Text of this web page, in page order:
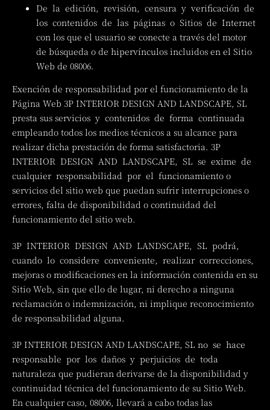
De la edición, revisión, censura y verificación de
los contenidos de las páginas o Sitios de Internet
con los que el usuario se conecte a través del motor
de búsqueda o de hipervínculos incluidos en el Sitio
Web de 08006.
Exención de responsabilidad por el funcionamiento de la
Página Web 3P INTERIOR DESIGN AND LANDSCAPE, SL
presta sus servicios y contenidos de forma continuada
empleando todos los medios técnicos a su alcance para
realizar dicha prestación de forma satisfactoria. 3P
INTERIOR DESIGN AND LANDSCAPE, SL se exime de
cualquier responsabilidad por el funcionamiento o
servicios del sitio web que puedan sufrir interrupciones o
errores, falta de disponibilidad o continuidad del
funcionamiento del sitio web.
3P INTERIOR DESIGN AND LANDSCAPE, SL podrá,
cuando lo considere conveniente, realizar correcciones,
mejoras o modificaciones en la información contenida en su
Sitio Web, sin que ello de lugar, ni derecho a ninguna
reclamación o indemnización, ni implique reconocimiento
de responsabilidad alguna.
3P INTERIOR DESIGN AND LANDSCAPE, SL no se hace
responsable por los daños y perjuicios de toda
naturaleza que pudieran derivarse de la disponibilidad y
continuidad técnica del funcionamiento de su Sitio Web.
En cualquier caso, 08006, llevará a cabo todas las